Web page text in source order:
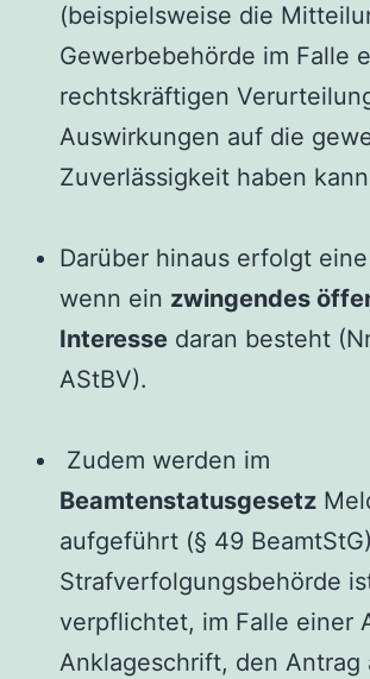
(beispielsweise die
Gewerbebehörde im Falle
rechtskräftigen
Auswirkungen auf die
Zuverlässigkeit haben
Darüber hinaus erfolgt
wenn ein zwingendes
Interesse daran besteht
AStBV).
Zudem werden im
Beamtenstatusgesetz
aufgeführt (§ 49
Strafverfolgungsbehörde
verpflichtet, im Falle einer
Anklageschrift, den Antrag